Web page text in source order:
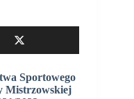
Sportowego
Mistrzowskiej